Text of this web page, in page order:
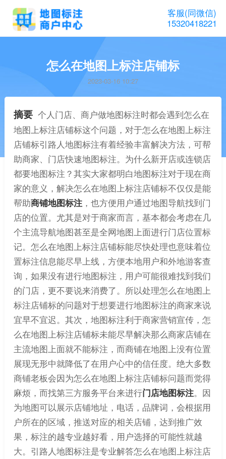
客服(同微信)
15320418221
怎么在地图上标注店铺标
2023-03-16 10:27
摘要 个人门店、商户做地图标注时都会遇到怎么在
地图上标注店铺标这个问题，对于怎么在地图上标注
店铺标引路人地图标注有着经验丰富解决方法，可帮
助商家、门店快速地图标注。为什么新开店或连锁店
都要地图标注？其实大家都明白地图标注对于现在商
家的意义，解决怎么在地图上标注店铺标不仅仅是能
帮助商铺地图标注，也方便用户通过地图导航找到门
店的位置。尤其是对于商家而言，基本都会考虑在几
个主流导航地图甚至是全网地图上面进行门店位置标
记。怎么在地图上标注店铺标能尽快处理也意味着位
置标注信息能尽早上线，方便本地用户和外地游客查
询，如果没有进行地图标注，用户可能很难找到我们
的门店，更不要说来消费了。所以处理怎么在地图上
标注店铺标的问题对于想要进行地图标注的商家来说
宜早不宜迟。其次，地图标注利于商家营销宣传，怎
么在地图上标注店铺标未能尽早解决那么商家店铺在
主流地图上面就不能标注，而商铺在地图上没有位置
展现无形中就降低了在用户心中的信任度。绝大多数
商铺老板会因为怎么在地图上标注店铺标问题而觉得
麻烦，而找第三方服务平台来进行门店地图标注。因
为地图可以展示店铺地址，电话，品牌词，会根据用
户所在的区域，推送对应的相关店铺，达到推广效
果，标注的越专业越好看，用户选择的可能性就越
大。引路人地图标注是专业解答怎么在地图上标注店